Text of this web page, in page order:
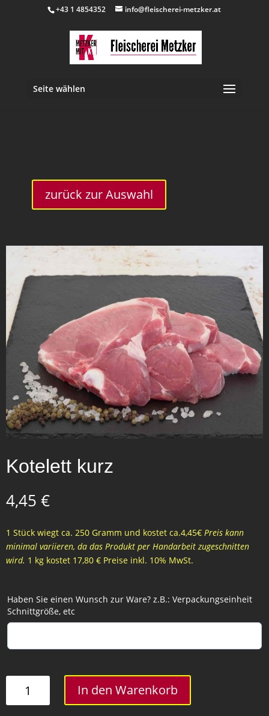
+43 1 4854352 info@fleischerei-metzker.at
Seite wählen
zurück zur Auswahl
Kotelett kurz
4,45 €
1 Stück wiegt ca. 250 Gramm und kostet ca.4,45€ Preis kann
minimal variieren, da das Produkt per Handarbeit zugeschnitten
wird. 1 kg kostet 17,80 € Preise inkl. 10% MwSt.
Haben Sie einen Wunsch zur Ware? z.B.: Verpackungseinheit
Schnittgröße, etc
In den Warenkorb